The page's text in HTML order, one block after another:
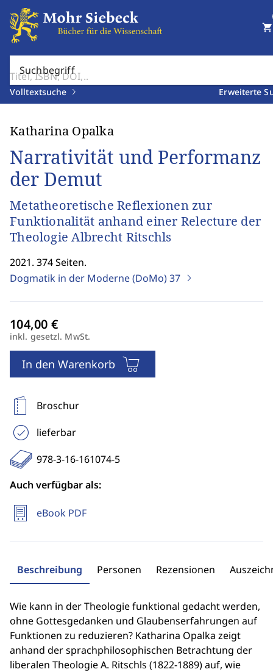
Suchbegriff
Volltextsuche Erweiterte
shopping_cart
Katharina Opalka
Narrativität und Performanz
der Demut
Metatheoretische Reflexionen zur
Funktionalität anhand einer Relecture der
Theologie Albrecht Ritschls
2021. 374 Seiten.
Dogmatik in der Moderne (DoMo)37
inkl. gesetzl. MwSt.
In den Warenkorb
Broschur
lieferbar
978-3-16-161074-5
Auch verfügbar als:
eBook PDF
Beschreibung Personen Rezensionen
Wie kann in der Theologie funktional gedacht werden,
ohne Gottesgedanken und Glaubenserfahrungen auf
Funktionen zu reduzieren? Katharina Opalka zeigt
anhand der sprachphilosophischen Betrachtung der
liberalen Theologie A. Ritschls (1822-1889) auf, wie